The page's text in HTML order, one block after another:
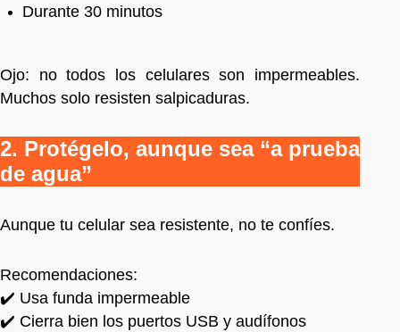
Durante 30 minutos
Ojo: no todos los celulares son impermeables.
Muchos solo resisten salpicaduras.
2. Protégelo, aunque sea “a prueba
de agua”
Aunque tu celular sea resistente, no te confíes.
Recomendaciones:
✔️ Usa funda impermeable
✔️ Cierra bien los puertos USB y audífonos